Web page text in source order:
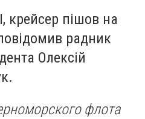
крейсер пішов на
радник
Олексій
флота